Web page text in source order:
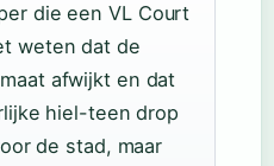
die een VL Court
weten dat de
afwijkt en dat
hiel-teen drop
de stad, maar